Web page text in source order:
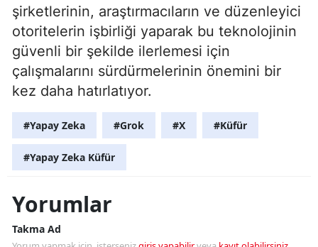
şirketlerinin, araştırmacıların ve düzenleyici
otoritelerin işbirliği yaparak bu teknolojinin
güvenli bir şekilde ilerlemesi için
çalışmalarını sürdürmelerinin önemini bir
kez daha hatırlatıyor.
#Yapay Zeka #Grok #X #Küfür
#Yapay Zeka Küfür
Yorumlar
Takma Ad